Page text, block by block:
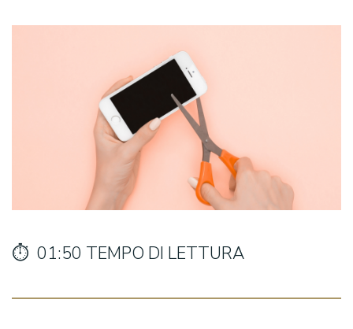
⏱️ 01:50 TEMPO DI LETTURA